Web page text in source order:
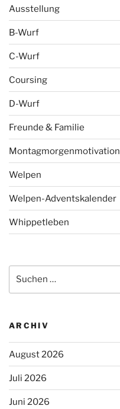
Ausstellung
B-Wurf
C-Wurf
Coursing
D-Wurf
Freunde & Familie
Montagmorgenmotivation
Welpen
Welpen-Adventskalender
Whippetleben
nach:
ARCHIV
August 2026
Juli 2026
Juni 2026